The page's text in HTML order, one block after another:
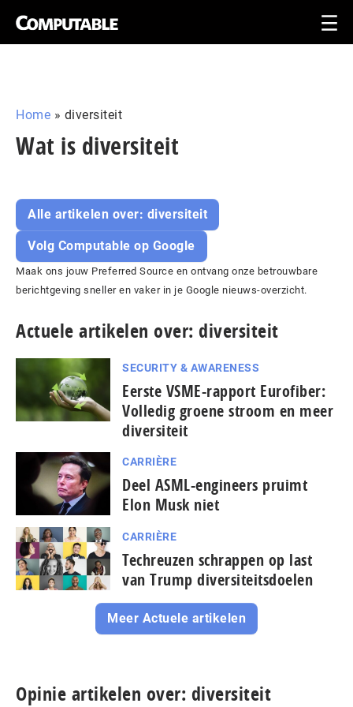
Home » diversiteit
Wat is diversiteit
Alle artikelen over: diversiteit
Volg Computable op Google
Maak ons jouw Preferred Source en ontvang onze betrouwbare
berichtgeving sneller en vaker in je Google nieuws-overzicht.
Actuele artikelen over: diversiteit
SECURITY & AWARENESS
Eerste VSME-rapport Eurofiber:
Volledig groene stroom en meer
diversiteit
CARRIÈRE
Deel ASML-engineers pruimt
Elon Musk niet
CARRIÈRE
Techreuzen schrappen op last
van Trump diversiteitsdoelen
Meer Actuele artikelen
Opinie artikelen over: diversiteit